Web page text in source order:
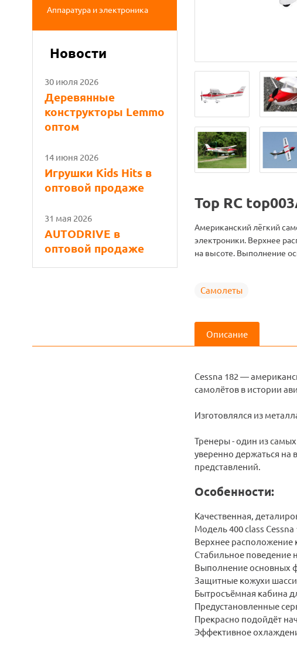
Аппаратура и электроника
Новости
30 июля 2026
Деревянные
конструкторы Lemmo
оптом
14 июня 2026
Игрушки Kids Hits в
оптовой продаже
31 мая 2026
AUTODRIVE в
оптовой продаже
Top RC
Американский лёгкий
электроники. Верхнее
на высоте. Выполнение
Самолеты
Описание
Cessna 182 —
самолётов в истории
Изготовлялся из
Тренеры - один из
уверенно держаться на
представлений.
Особенности:
Качественная,
Модель 400 class
Верхнее расположение
Стабильное поведение
Выполнение основных
Защитные кожухи
Бытросъёмная кабина
Предустановленные
Прекрасно подойдёт
Эффективное